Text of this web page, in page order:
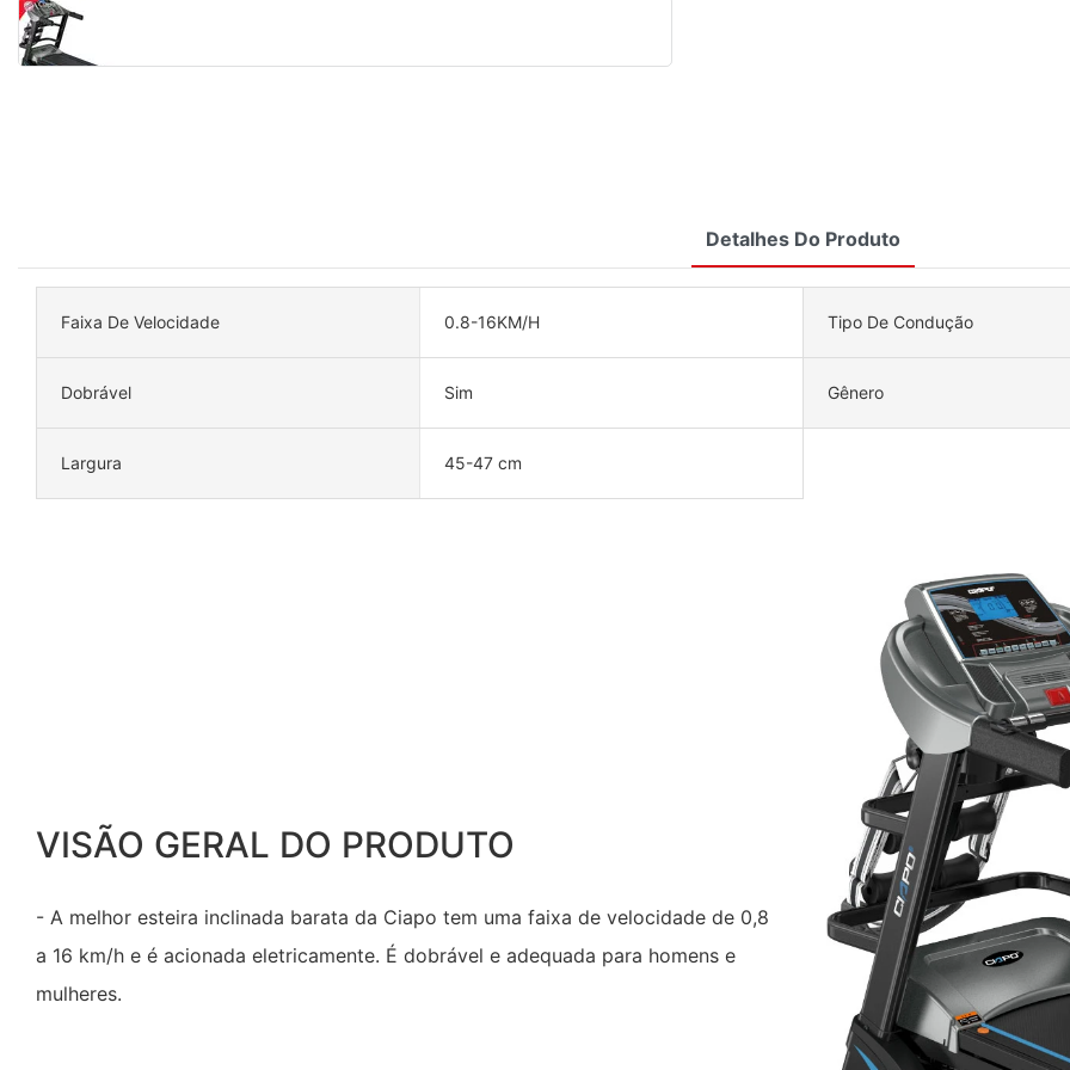
Detalhes Do Produto
Faixa De Velocidade 0.8-16KM/H Tipo De Condução
Dobrável Sim Gênero
Largura 45-47 cm
VISÃO GERAL DO PRODUTO
- A melhor esteira inclinada barata da Ciapo tem uma faixa de velocidade de 0,8
a 16 km/h e é acionada eletricamente. É dobrável e adequada para homens e
mulheres.